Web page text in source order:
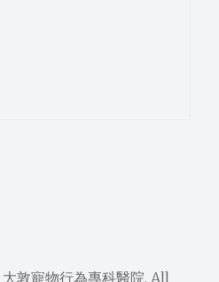
大敦寵物行為專科醫院. All